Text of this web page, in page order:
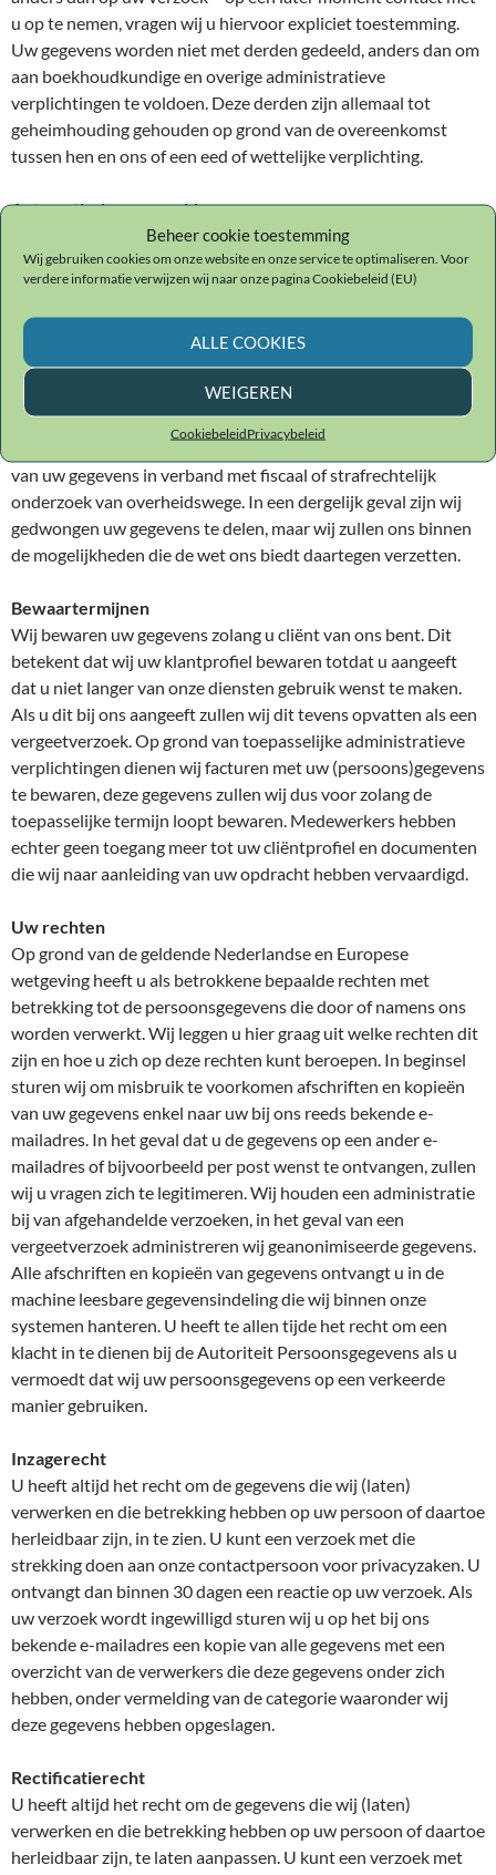
Beheer cookie toestemming
Wij gebruiken cookies om onze website en onze service te optimaliseren. Voor
verdere informatie verwijzen wij naar onze pagina Cookiebeleid (EU)
ALLE COOKIES
WEIGEREN
CookiebeleidPrivacybeleid
u op te nemen, vragen wij u hiervoor expliciet toestemming.
Uw gegevens worden niet met derden gedeeld, anders dan om
aan boekhoudkundige en overige administratieve
verplichtingen te voldoen. Deze derden zijn allemaal tot
geheimhouding gehouden op grond van de overeenkomst
tussen hen en ons of een eed of wettelijke verplichting.
Automatisch verzamelde gegevens
Gegevens die automatisch worden verzameld door onze
website worden verwerkt met het doel onze dienstverlening
verder te verbeteren. Deze gegevens (bijvoorbeeld uw IP-
adres, webbrowser en besturingssysteem) zijn geen
Medewerking aan fiscaal en strafrechtelijk onderzoek
In voorkomende gevallen kan AG Kessler & Zn vof op grond
van uw gegevens in verband met fiscaal of strafrechtelijk
onderzoek van overheidswege. In een dergelijk geval zijn wij
gedwongen uw gegevens te delen, maar wij zullen ons binnen
de mogelijkheden die de wet ons biedt daartegen verzetten.
Bewaartermijnen
Wij bewaren uw gegevens zolang u cliënt van ons bent. Dit
betekent dat wij uw klantprofiel bewaren totdat u aangeeft
dat u niet langer van onze diensten gebruik wenst te maken.
Als u dit bij ons aangeeft zullen wij dit tevens opvatten als een
vergeetverzoek. Op grond van toepasselijke administratieve
verplichtingen dienen wij facturen met uw (persoons)gegevens
te bewaren, deze gegevens zullen wij dus voor zolang de
toepasselijke termijn loopt bewaren. Medewerkers hebben
echter geen toegang meer tot uw cliëntprofiel en documenten
die wij naar aanleiding van uw opdracht hebben vervaardigd.
Uw rechten
Op grond van de geldende Nederlandse en Europese
wetgeving heeft u als betrokkene bepaalde rechten met
betrekking tot de persoonsgegevens die door of namens ons
worden verwerkt. Wij leggen u hier graag uit welke rechten dit
zijn en hoe u zich op deze rechten kunt beroepen. In beginsel
sturen wij om misbruik te voorkomen afschriften en kopieën
van uw gegevens enkel naar uw bij ons reeds bekende e-
mailadres. In het geval dat u de gegevens op een ander e-
mailadres of bijvoorbeeld per post wenst te ontvangen, zullen
wij u vragen zich te legitimeren. Wij houden een administratie
bij van afgehandelde verzoeken, in het geval van een
vergeetverzoek administreren wij geanonimiseerde gegevens.
Alle afschriften en kopieën van gegevens ontvangt u in de
machine leesbare gegevensindeling die wij binnen onze
systemen hanteren. U heeft te allen tijde het recht om een
klacht in te dienen bij de Autoriteit Persoonsgegevens als u
vermoedt dat wij uw persoonsgegevens op een verkeerde
manier gebruiken.
Inzagerecht
U heeft altijd het recht om de gegevens die wij (laten)
verwerken en die betrekking hebben op uw persoon of daartoe
herleidbaar zijn, in te zien. U kunt een verzoek met die
strekking doen aan onze contactpersoon voor privacyzaken. U
ontvangt dan binnen 30 dagen een reactie op uw verzoek. Als
uw verzoek wordt ingewilligd sturen wij u op het bij ons
bekende e-mailadres een kopie van alle gegevens met een
overzicht van de verwerkers die deze gegevens onder zich
hebben, onder vermelding van de categorie waaronder wij
deze gegevens hebben opgeslagen.
Rectificatierecht
U heeft altijd het recht om de gegevens die wij (laten)
verwerken en die betrekking hebben op uw persoon of daartoe
herleidbaar zijn, te laten aanpassen. U kunt een verzoek met